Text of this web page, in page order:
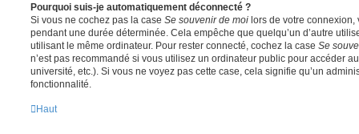
Pourquoi suis-je automatiquement déconnecté ?
Si vous ne cochez pas la case Se souvenir de moi lors de votre connexion,
pendant une durée déterminée. Cela empêche que quelqu’un d’autre
utilisant le même ordinateur. Pour rester connecté, cochez la case Se
n’est pas recommandé si vous utilisez un ordinateur public pour accéder
université, etc.). Si vous ne voyez pas cette case, cela signifie qu’un
fonctionnalité.
Haut